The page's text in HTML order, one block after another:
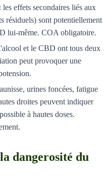
les effets secondaires liés aux
résiduels) sont potentiellement
lui-même. COA obligatoire.
et le CBD ont tous deux
peut provoquer une
urines foncées, fatigue
droites peuvent indiquer
à hautes doses.
dangerosité du